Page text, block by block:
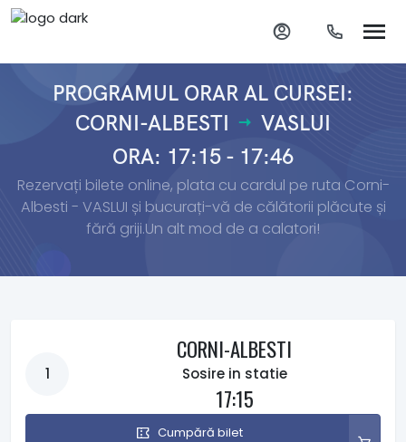
PROGRAMUL ORAR AL CURSEI:
CORNI-ALBESTI
VASLUI
ORA: 17:15 - 17:46
Rezervați bilete online, plata cu cardul pe ruta Corni-
Albesti - VASLUI și bucurați-vă de călătorii plăcute și
fără griji.Un alt mod de a calatori!
1
CORNI-ALBESTI
Sosire in statie
17:15
Cumpără bilet